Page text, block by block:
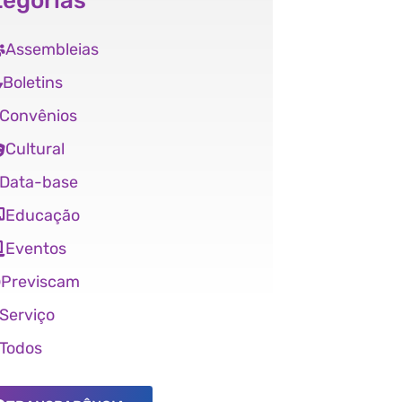
Assembleias
Boletins
Cultural
base
Educação
Eventos
Previscam